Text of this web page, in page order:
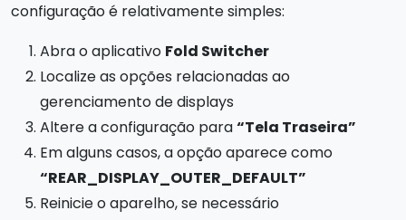
configuração é relativamente simples:
Abra o aplicativo Fold Switcher
Localize as opções relacionadas ao
gerenciamento de displays
Altere a configuração para“Tela Traseira”
Em alguns casos, a opção aparece como
“REAR_DISPLAY_OUTER_DEFAULT”
Reinicie o aparelho, se necessário